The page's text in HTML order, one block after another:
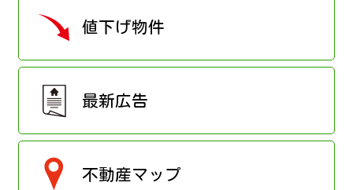
値下げ物件
最新広告
不動産マップ